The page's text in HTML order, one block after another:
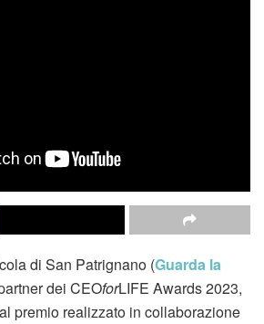
di San Patrignano (Guarda la
dei CEOforLIFE Awards 2023,
premio realizzato in collaborazione